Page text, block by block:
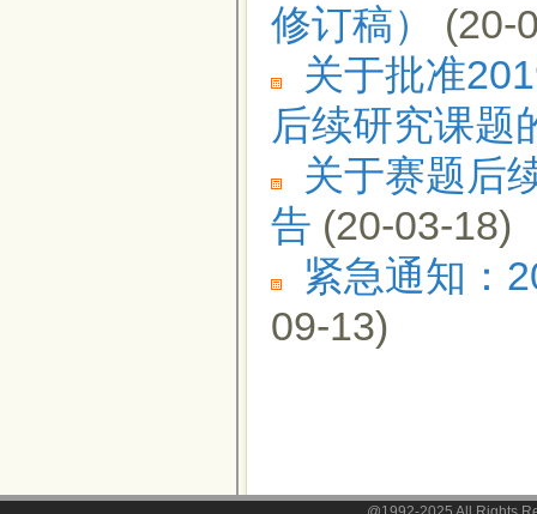
修订稿）
(20-
关于批准
后续研究课题
关于赛题后
告 (20-03-18)
紧急通知：
09-13)